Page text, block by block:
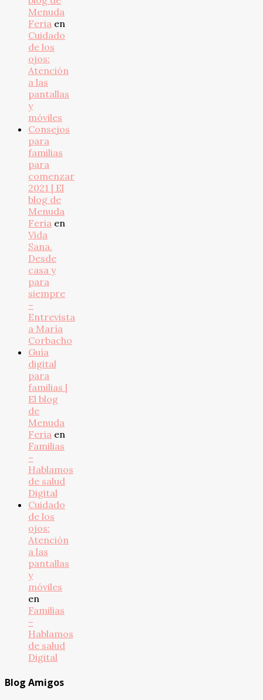
Menuda
Feria en
Cuidado
de los
ojos:
Atención
a las
pantallas
y
móviles
Consejos
para
familias
para
comenzar
2021 | El
blog de
Menuda
Feria en
Vida
Sana.
Desde
casa y
para
siempre
–
Entrevista
a María
Corbacho
Guía
digital
para
familias |
El blog
de
Menuda
Feria en
Familias
–
Hablamos
de salud
Digital
Cuidado
de los
ojos:
Atención
a las
pantallas
y
móviles
en
Familias
–
Hablamos
de salud
Digital
Blog Amigos